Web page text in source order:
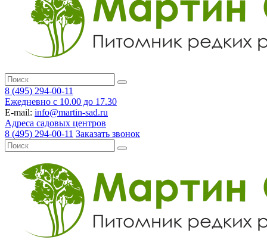
8 (495) 294-00-11
Ежедневно с 10.00 до 17.30
E-mail: info@martin-sad.ru
Адреса садовых центров
8 (495) 294-00-11 Заказать звонок